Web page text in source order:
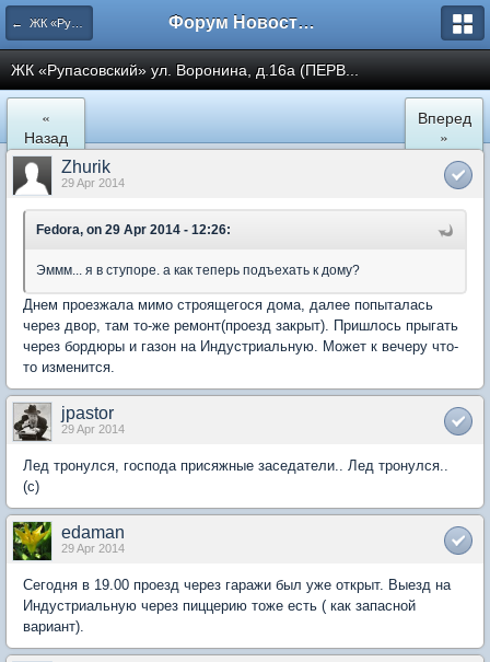
← ЖК «Рупасовский» Форум Новостройки
ЖК «Рупасовский» ул. Воронина, д.16а (ПЕРВ...
«
Назад
Вперед
»
Zhurik
29 Apr 2014
Fedora, on 29 Apr 2014 - 12:26:
Эммм... я в ступоре. а как теперь подъехать к дому?
Днем проезжала мимо строящегося дома, далее попыталась
через двор, там то-же ремонт(проезд закрыт). Пришлось прыгать
через бордюры и газон на Индустриальную. Может к вечеру что-
то изменится.
jpastor
29 Apr 2014
Лед тронулся, господа присяжные заседатели.. Лед тронулся..
(с)
edaman
29 Apr 2014
Сегодня в 19.00 проезд через гаражи был уже открыт. Выезд на
Индустриальную через пиццерию тоже есть ( как запасной
вариант).